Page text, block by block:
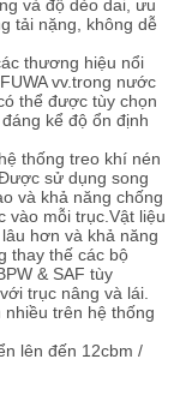
và độ dẻo dai, ưu
tải nặng, không dễ
thương hiệu nổi
vv.trong nước
thể được tùy chọn
kể độ ổn định
thống treo khí nén
sử dụng song
và khả năng chống
vào mỗi trục.Vật liệu
hơn và khả năng
thay thế các bộ
& SAF tùy
trục nâng và lái.
trên hệ thống
lên đến 12cbm /